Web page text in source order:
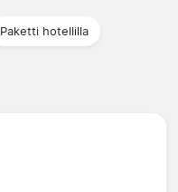
Paketti hotellilla